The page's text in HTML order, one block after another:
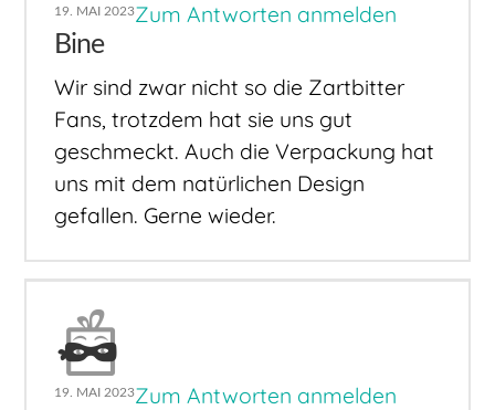
19. MAI 2023Zum Antworten anmelden
Bine
Wir sind zwar nicht so die Zartbitter
Fans, trotzdem hat sie uns gut
geschmeckt. Auch die Verpackung hat
uns mit dem natürlichen Design
gefallen. Gerne wieder.
19. MAI 2023Zum Antworten anmelden